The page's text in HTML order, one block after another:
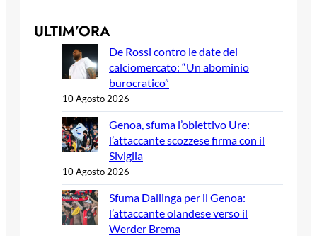
ULTIM’ORA
De Rossi contro le date del
calciomercato: “Un abominio
burocratico”
10 Agosto 2026
Genoa, sfuma l’obiettivo Ure:
l’attaccante scozzese firma con il
Siviglia
10 Agosto 2026
Sfuma Dallinga per il Genoa:
l’attaccante olandese verso il
Werder Brema